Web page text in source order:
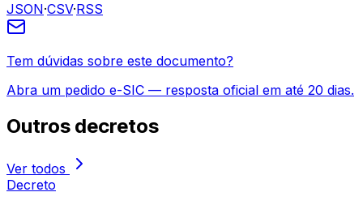
JSON·CSV·RSS
Tem dúvidas sobre este documento?
Abra um pedido e-SIC — resposta oficial em até 20 dias.
Outros decretos
Ver todos
Decreto